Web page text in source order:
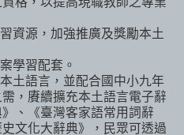
資源，加強推廣及獎勵本土
學習配套。
土語言，並配合國中小九年
，賡續擴充本土語言電子辭
、《臺灣客家語常用詞辭
文化大辭典》，民眾可透過